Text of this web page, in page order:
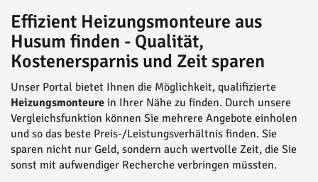
Effizient Heizungsmonteure aus
Husum finden - Qualität,
Kostenersparnis und Zeit sparen
Unser Portal bietet Ihnen die Möglichkeit, qualifizierte
Heizungsmonteure in Ihrer Nähe zu finden. Durch unsere
Vergleichsfunktion können Sie mehrere Angebote einholen
und so das beste Preis-/Leistungsverhältnis finden. Sie
sparen nicht nur Geld, sondern auch wertvolle Zeit, die Sie
sonst mit aufwendiger Recherche verbringen müssten.